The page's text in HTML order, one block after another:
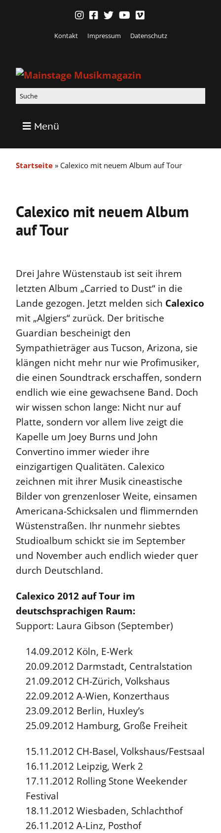
Kontakt Impressum Datenschutz
Menü
Startseite » Calexico mit neuem Album auf Tour
Calexico mit neuem Album
auf Tour
Drei Jahre Wüstenstaub ist seit ihrem
letzten Album „Carried to Dust“ in die
Lande gezogen. Jetzt melden sich Calexico
mit „Algiers“ zurück. Der britische
Guardian bescheinigt den
Sympathieträger aus Tucson, Arizona, sie
klängen nicht mehr nur wie Profimusiker,
die einen Soundtrack erschaffen, sondern
endlich wie eine gewachsene Band. Doch
wir wissen schon lange: Nicht nur auf
Platte, sondern vor allem live zeigt die
Kapelle um Joey Burns und John
Convertino immer wieder ihre
einzigartigen Qualitäten. Calexico
zeichnen mit ihrer Musik cineastische
Bilder von grenzenloser Weite, einsamen
Americana-Schicksalen und flimmernden
Wüstenstraßen. Ihr nunmehr siebtes
Studioalbum schickt sie im September
und November auch endlich wieder quer
durch Deutschland.
Calexico 2012 auf Tour im
deutschsprachigen Raum:
Support: Laura Gibson (September)
14.09.2012 Köln, E-Werk
20.09.2012 Darmstadt, Centralstation
21.09.2012 CH-Zürich, Volkshaus
22.09.2012 A-Wien, Konzerthaus
23.09.2012 Berlin, Huxley’s
25.09.2012 Hamburg, Große Freiheit
15.11.2012 CH-Basel, Volkshaus/Festsaal
16.11.2012 Leipzig, Werk 2
17.11.2012 Rolling Stone Weekender
Festival
18.11.2012 Wiesbaden, Schlachthof
26.11.2012 A-Linz, Posthof